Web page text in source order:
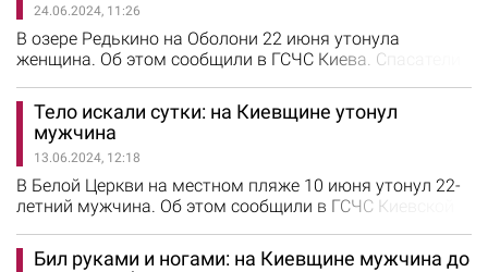
инструмента деблокировали тело из-под вагона.
Обстоятельства трагического случая будут
устанавливать правоохранители.…
24.06.2024, 11:26
В озере Редькино на Оболони 22 июня утонула
женщина. Об этом сообщили в ГСЧС Киева. Спасатели
В тот же день утонул мужчина в пруду на ул. Олексы
Довбуша Днепровского района. Его тело обнаружили в
15 метрах от берега. Тела переданы соответствующим
службам. Обстоятельства гибели людей будут
устанавливать правоохранители.
Тело искали сутки: на Киевщине утонул
мужчина
13.06.2024, 12:18
В Белой Церкви на местном пляже 10 июня утонул 22-
летний мужчина. Об этом сообщили в ГСЧС Киевской
выплыл. Спасатели искали его тело сутки. На
Бил руками и ногами: на Киевщине мужчина до